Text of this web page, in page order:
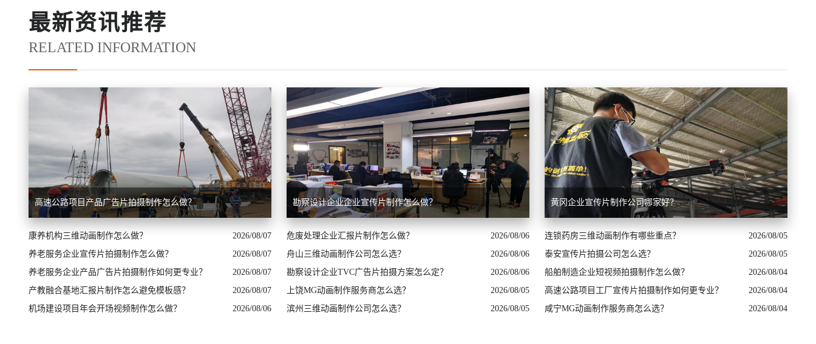
最新资讯推荐
RELATED INFORMATION
高速公路项目产品广告片拍摄制作怎么做？
2026/08/07
康养机构三维动画制作怎么做？
2026/08/07
养老服务企业宣传片拍摄制作怎么做？
2026/08/07
养老服务企业产品广告片拍摄制作如何更专业？
2026/08/07
产教融合基地汇报片制作怎么避免模板感？
2026/08/06
机场建设项目年会开场视频制作怎么做？
勘察设计企业企业宣传片制作怎么做？
2026/08/06
危废处理企业汇报片制作怎么做？
2026/08/06
舟山三维动画制作公司怎么选？
2026/08/06
勘察设计企业TVC广告片拍摄方案怎么定？
2026/08/05
上饶MG动画制作服务商怎么选？
2026/08/05
滨州三维动画制作公司怎么选？
黄冈企业宣传片制作公司哪家好？
2026/08/05
连锁药房三维动画制作有哪些重点？
2026/08/05
泰安宣传片拍摄公司怎么选？
2026/08/04
船舶制造企业短视频拍摄制作怎么做？
2026/08/04
高速公路项目工厂宣传片拍摄制作如何更专业？
2026/08/04
咸宁MG动画制作服务商怎么选？